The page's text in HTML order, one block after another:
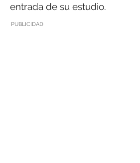
entrada de su estudio.
PUBLICIDAD